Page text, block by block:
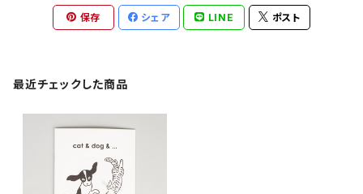
保存 シェア LINE ポスト
最近チェックした商品